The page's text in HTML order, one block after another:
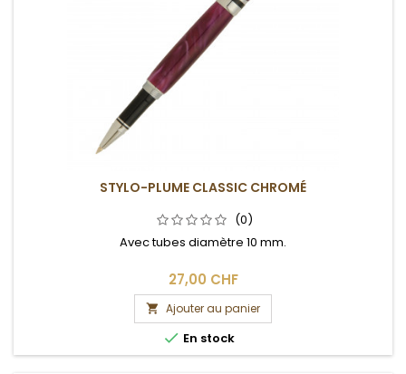
STYLO-PLUME CLASSIC CHROMÉ
(0)
Avec tubes diamètre 10 mm.
27,00 CHF
 Ajouter au panier
 En stock